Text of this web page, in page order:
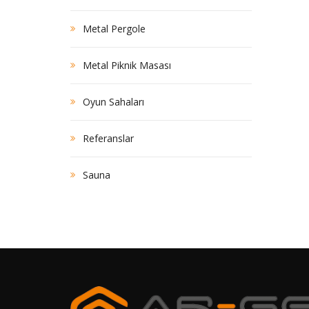
Metal Pergole
Metal Piknik Masası
Oyun Sahaları
Referanslar
Sauna